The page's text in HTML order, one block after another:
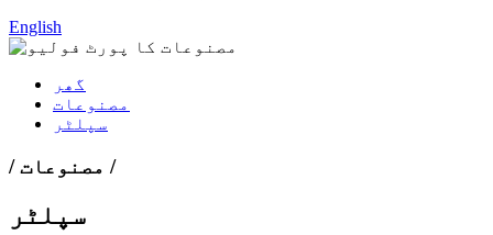
English
گھر
مصنوعات
سپلٹر
/ مصنوعات /
سپلٹر